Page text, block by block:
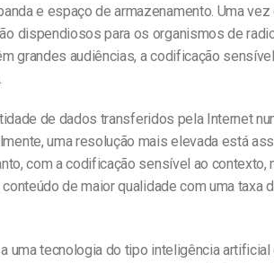
e espaço de armazenamento. Uma vez
dispendiosos para os organismos de
grandes audiências, a codificação
de dados transferidos pela Internet
uma resolução mais elevada está
com a codificação sensível ao contexto,
de maior qualidade com uma taxa
uma tecnologia do tipo inteligência artificial